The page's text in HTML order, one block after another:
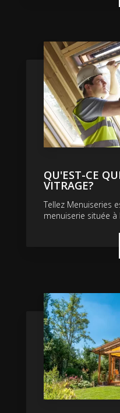
QU'EST-CE
VITRAGE?
Tellez Menuiseries
menuiserie située à